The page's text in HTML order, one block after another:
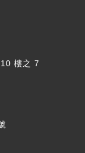
樓之 7